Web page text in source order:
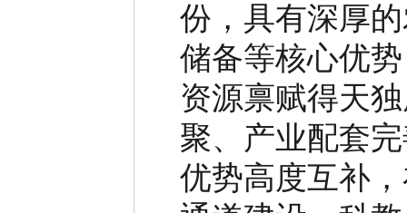
份，具有深厚
储备等核心优
资源禀赋得天
聚、产业配套
优势高度互补